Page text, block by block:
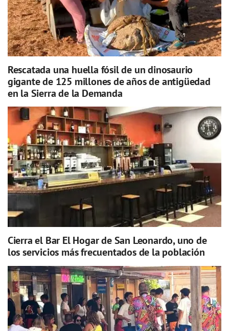
Rescatada una huella fósil de un dinosaurio
gigante de 125 millones de años de antigüedad
en la Sierra de la Demanda
Cierra el Bar El Hogar de San Leonardo, uno de
los servicios más frecuentados de la población